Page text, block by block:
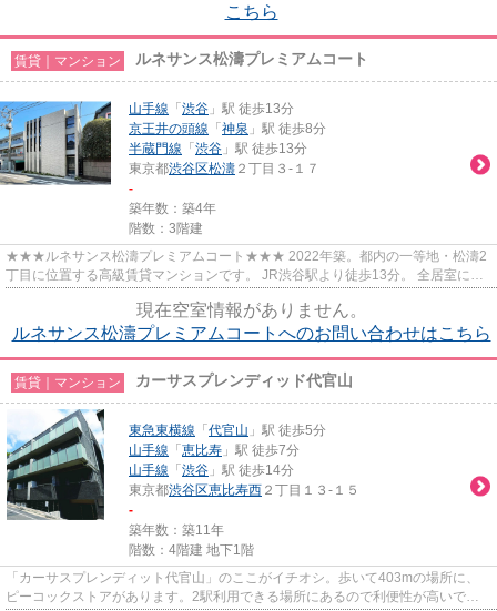
こちら
賃貸｜マンション ルネサンス松濤プレミアムコート
山手線 「 渋谷 」駅 徒歩13分
京王井の頭線 「 神泉 」駅 徒歩8分
半蔵門線 「 渋谷 」駅 徒歩13分
東京都渋谷区松濤 ２丁目３-１７
-
築年数：築4年
階数：3階建
★★★ルネサンス松濤プレミアムコート★★★ 2022年築。都内の一等地・松濤2
丁目に位置する高級賃貸マンションです。 JR渋谷駅より徒歩13分。 全居室に窓
現在空室情報がありません。
ルネサンス松濤プレミアムコートへのお問い合わせはこちら
賃貸｜マンション カーサスプレンディッド代官山
東急東横線 「 代官山 」駅 徒歩5分
山手線 「 恵比寿 」駅 徒歩7分
山手線 「 渋谷 」駅 徒歩14分
東京都渋谷区恵比寿西 ２丁目１３-１５
-
築年数：築11年
階数：4階建 地下1階
「カーサスプレンディット代官山」のここがイチオシ。歩いて403mの場所に、
ピーコックストアがあります。2駅利用できる場所にあるので利便性が高いで